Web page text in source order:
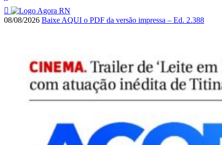
08/08/2026 Baixe AQUI o PDF da versão impressa – Ed. 2.388